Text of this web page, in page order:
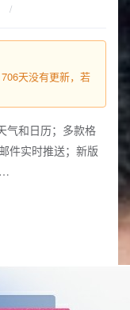
/
天没有更新，若
气和日历；多款格
件实时推送；新版